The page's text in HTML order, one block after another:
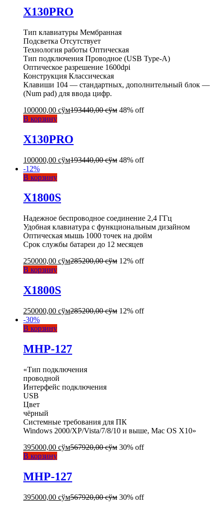
X130PRO
Тип клавиатуры Мембранная
Подсветка Отсутствует
Технология работы Оптическая
Тип подключения Проводное (USB Type-A)
Оптическое разрешение 1600dpi
Конструкция Классическая
Клавиши 104 — стандартных, дополнительный блок —
(Num pad) для ввода цифр.
100000,00 сўм193440,00сўм 48% off
В корзину
X130PRO
100000,00 сўм193440,00сўм 48% off
-12%
В корзину
X1800S
Надежное беспроводное соединение 2,4 ГГц
Удобная клавиатура с функциональным дизайном
Оптическая мышь 1000 точек на дюйм
Срок службы батареи до 12 месяцев
250000,00 сўм285200,00сўм 12% off
В корзину
X1800S
250000,00 сўм285200,00сўм 12% off
-30%
В корзину
MHP-127
«Тип подключения
проводной
Интерфейс подключения
USB
Цвет
чёрный
Системные требования для ПК
Windows 2000/XP/Vista/7/8/10 и выше, Mac OS X10»
395000,00 сўм567920,00сўм 30% off
В корзину
MHP-127
395000,00 сўм567920,00сўм 30% off